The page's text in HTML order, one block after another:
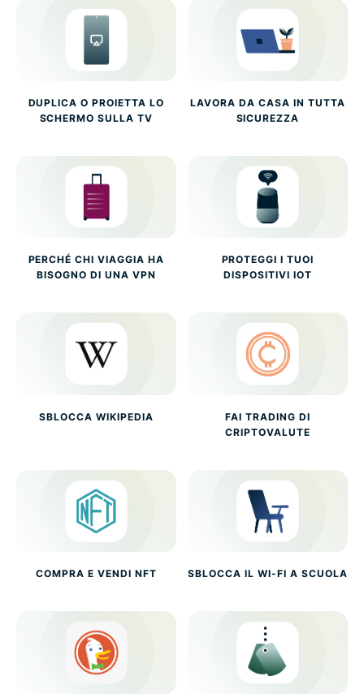
DUPLICA O PROIETTA LO
SCHERMO SULLA TV
LAVORA DA CASA IN TUTTA
SICUREZZA
PERCHÉ CHI VIAGGIA HA
BISOGNO DI UNA VPN
PROTEGGI I TUOI
DISPOSITIVI IOT
SBLOCCA WIKIPEDIA
FAI TRADING DI
CRIPTOVALUTE
COMPRA E VENDI NFT SBLOCCA IL WI-FI A SCUOLA